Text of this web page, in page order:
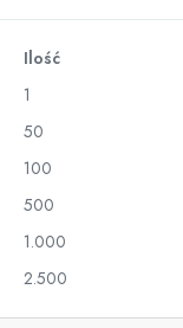
Ilość
1
50
100
500
1.000
2.500